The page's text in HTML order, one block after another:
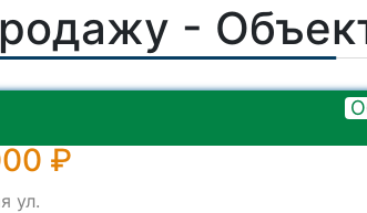
-
₽
ул.